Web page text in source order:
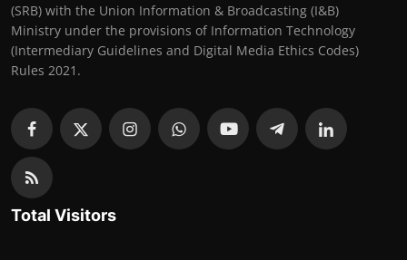
(SRB) with the Union Information & Broadcasting (I&B)
Ministry under the provisions of Information Technology
(Intermediary Guidelines and Digital Media Ethics Codes)
Rules 2021.
Total Visitors